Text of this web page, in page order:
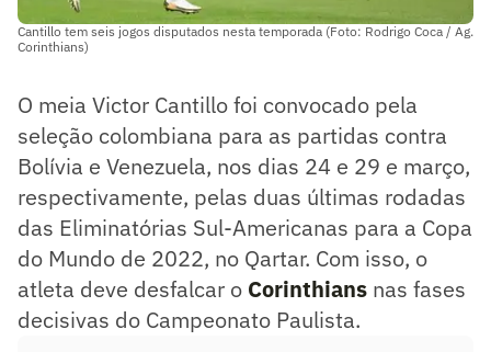
Cantillo tem seis jogos disputados nesta temporada (Foto: Rodrigo Coca / Ag.
Corinthians)
O meia Victor Cantillo foi convocado pela
seleção colombiana para as partidas contra
Bolívia e Venezuela, nos dias 24 e 29 e março,
respectivamente, pelas duas últimas rodadas
das Eliminatórias Sul-Americanas para a Copa
do Mundo de 2022, no Qartar. Com isso, o
atleta deve desfalcar o Corinthians nas fases
decisivas do Campeonato Paulista.